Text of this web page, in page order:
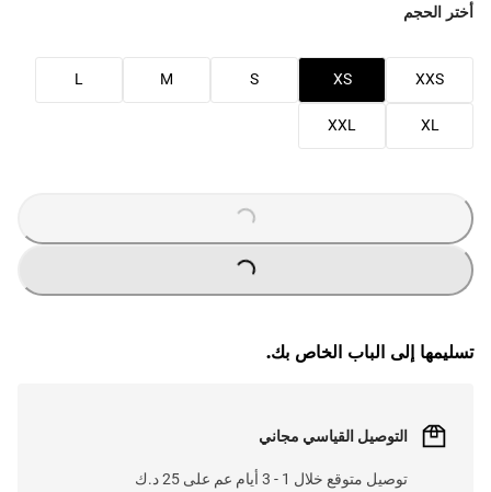
أختر الحجم
XXS
XS
S
M
L
XL
XXL
...
...
تسليمها إلى الباب الخاص بك.
التوصيل القياسي مجاني
توصيل متوقع خلال 1 - 3 أيام عم على 25 د.ك